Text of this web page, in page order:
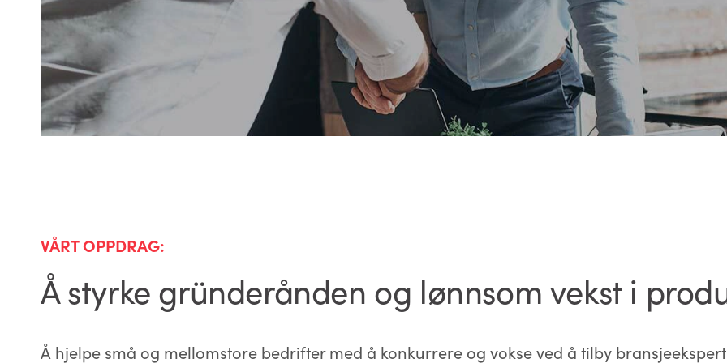
VÅRT OPPDRAG:
Å styrke gründerånden og lønnsom vekst i
Å hjelpe små og mellomstore bedrifter med å konkurrere og vokse ved å tilby